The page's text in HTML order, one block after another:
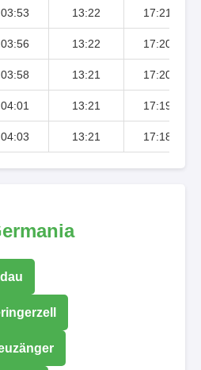
03:53 13:22 17:21
03:56 13:22 17:20
03:58 13:21 17:20
04:01 13:21 17:19
04:03 13:21 17:18